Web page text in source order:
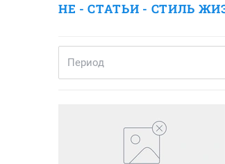
HE - СТАТЬИ - СТИЛЬ